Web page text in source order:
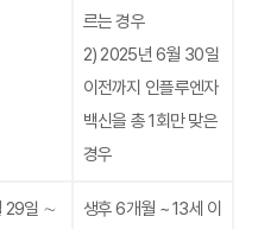
르는 경우
2) 2025년 6월 30일
이전까지 인플루엔자
백신을 총 1회만 맞은
경우
29일 ∼
생후 6개월 ~ 13세 이